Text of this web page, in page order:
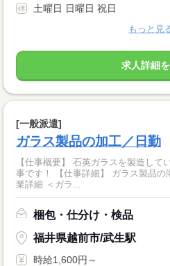
土曜日 日曜日 祝日
もっと見
求人詳細
[一般派遣]
ガラス製品の加工／日勤
【仕事概要】 石英ガラスを製造して
事です！ 【仕事詳細】 ガラス製品の溶接作業をお願いします！ ▼作
業詳細 ＜ガラ...
梱包・仕分け・検品
福井県越前市/武生駅
時給1,600円～